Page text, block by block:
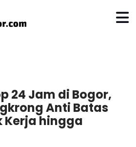
24 Jam di Bogor,
Anti Batas
Kerja hingga